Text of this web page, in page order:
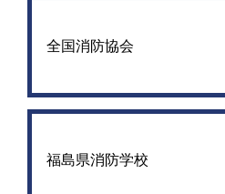
全国消防協会
福島県消防学校